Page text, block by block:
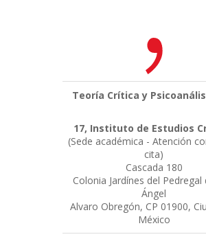
Teoría Crítica y
17, Instituto de Estudios
(Sede académica - Atención
cita)
Cascada 180
Colonia Jardínes del Pedregal
Ángel
Alvaro Obregón, CP 01900,
México